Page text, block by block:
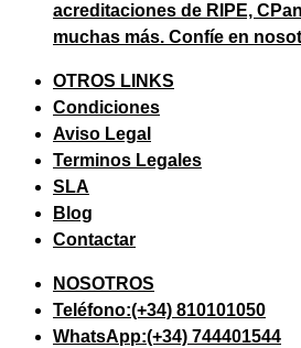
acreditaciones de RIPE,
muchas más. Confíe en
OTROS LINKS
Condiciones
Aviso Legal
Terminos Legales
SLA
Blog
Contactar
NOSOTROS
Teléfono:(+34) 810101050
WhatsApp:(+34) 744401544